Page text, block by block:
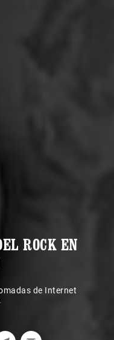
ROCK EN
de Internet